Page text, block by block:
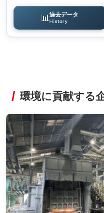
📊過去データ
History
環境に貢献する